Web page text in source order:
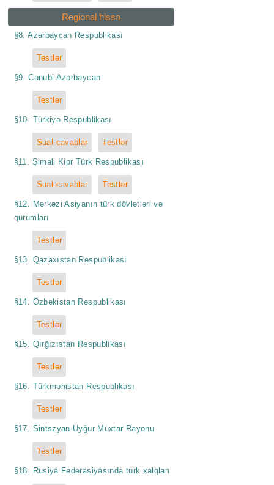
Regional hissə
§8. Azərbaycan Respublikası
Testlər
§9. Cənubi Azərbaycan
Testlər
§10. Türkiyə Respublikası
Sual-cavablar Testlər
§11. Şimali Kipr Türk Respublikası
Sual-cavablar Testlər
§12. Mərkəzi Asiyanın türk dövlətləri və
qurumları
Testlər
§13. Qazaxıstan Respublikası
Testlər
§14. Özbəkistan Respublikası
Testlər
§15. Qırğızıstan Respublikası
Testlər
§16. Türkmənistan Respublikası
Testlər
§17. Sintszyan-Uyğur Muxtar Rayonu
Testlər
§18. Rusiya Federasiyasında türk xalqları